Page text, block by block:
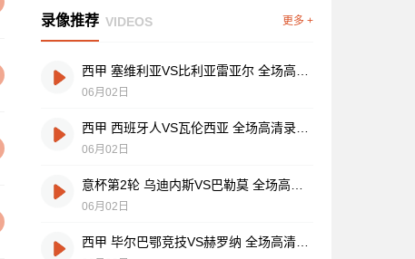
录像推荐 VIDEOS 更多 +
06月02日
06月02日
06月02日